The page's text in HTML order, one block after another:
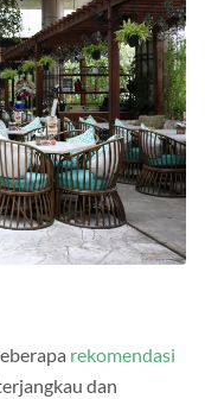
rekomendasi
dan